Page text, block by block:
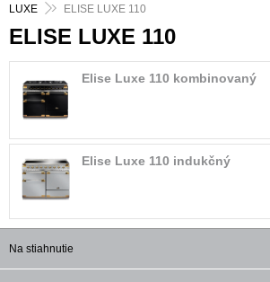
LUXE
ELISE LUXE 110
ELISE LUXE 110
Elise Luxe 110 kombinovaný
Elise Luxe 110 indukčný
Na stiahnutie